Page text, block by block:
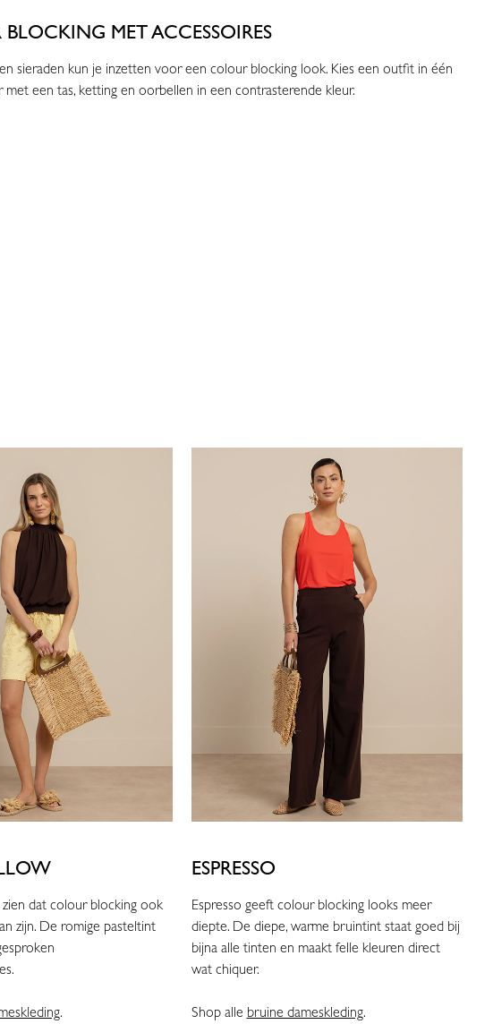
MET ACCESSOIRES
sieraden kun je inzetten voor een colour blocking look. Kies een outfit in één
een tas, ketting en oorbellen in een contrasterende kleur.
dat colour blocking ook
zijn. De romige pasteltint
.
ESPRESSO
Espresso geeft colour blocking looks meer
diepte. De diepe, warme bruintint staat goed bij
bijna alle tinten en maakt felle kleuren direct
wat chiquer.
Shop alle bruine dameskleding.